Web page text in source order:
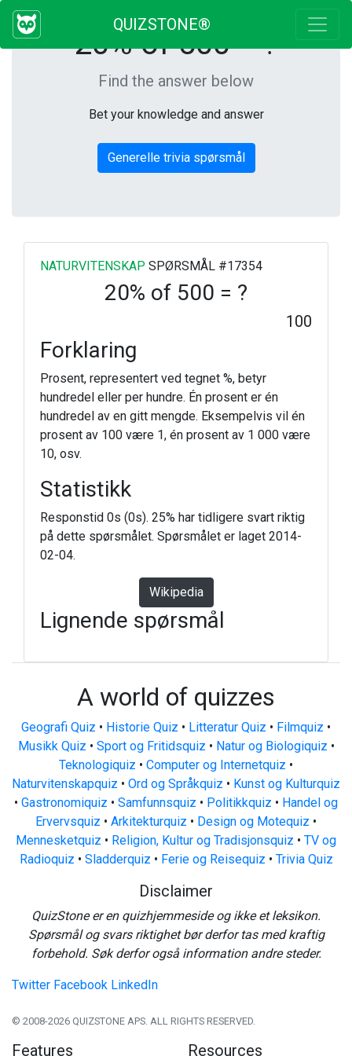
QUIZSTONE®
20% of 500 = ?
Find the answer below
Bet your knowledge and answer
Generelle trivia spørsmål
NATURVITENSKAP SPØRSMÅL #17354
20% of 500 = ?
100
Forklaring
Prosent, representert ved tegnet %, betyr
hundredel eller per hundre. Én prosent er én
hundredel av en gitt mengde. Eksempelvis vil én
prosent av 100 være 1, én prosent av 1 000 være
10, osv.
Statistikk
Responstid 0s (0s). 25% har tidligere svart riktig
på dette spørsmålet. Spørsmålet er laget 2014-
02-04.
Wikipedia
Lignende spørsmål
A world of quizzes
Geografi Quiz • Historie Quiz • Litteratur Quiz • Filmquiz •
Musikk Quiz • Sport og Fritidsquiz • Natur og Biologiquiz •
Teknologiquiz • Computer og Internetquiz •
Naturvitenskapquiz • Ord og Språkquiz • Kunst og Kulturquiz
• Gastronomiquiz • Samfunnsquiz • Politikkquiz • Handel og
Ervervsquiz • Arkitekturquiz • Design og Motequiz •
Mennesketquiz • Religion, Kultur og Tradisjonsquiz • TV og
Radioquiz • Sladderquiz • Ferie og Reisequiz • Trivia Quiz
Disclaimer
QuizStone er en quizhjemmeside og ikke et leksikon.
Spørsmål og svars riktighet bør derfor tas med kraftig
forbehold. Søk derfor også information andre steder.
Twitter Facebook LinkedIn
© 2008-2026 QUIZSTONE APS. ALL RIGHTS RESERVED.
Features Resources